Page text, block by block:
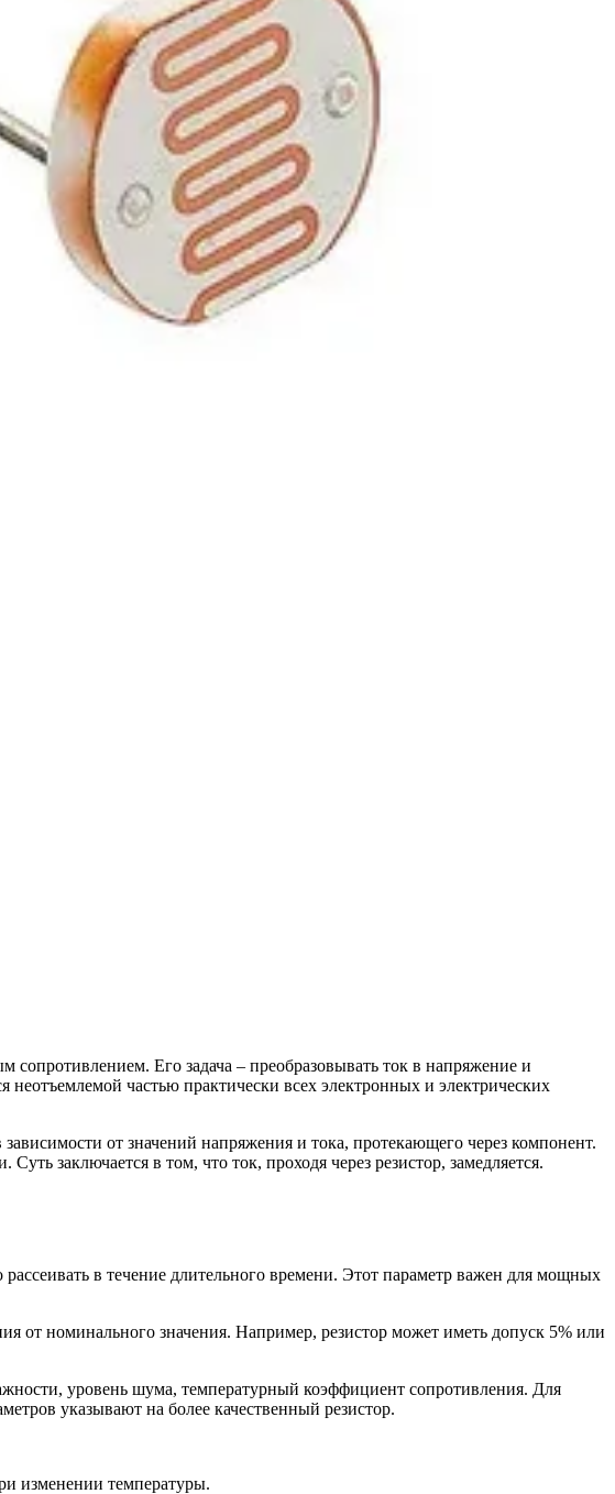
Его задача – преобразовывать ток в напряжение и
частью практически всех электронных и электрических
от значений напряжения и тока, протекающего через компонент.
заключается в том, что ток, проходя через резистор, замедляется.
в течение длительного времени. Этот параметр важен для мощных
номинального значения. Например, резистор может иметь допуск 5% или
уровень шума, температурный коэффициент сопротивления. Для
указывают на более качественный резистор.
изменении температуры.